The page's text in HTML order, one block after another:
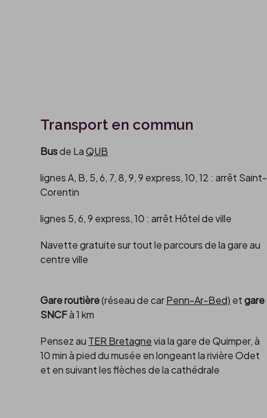
Transport en commun
Busde LaQUB
lignes A, B, 5, 6, 7, 8, 9, 9 express, 10, 12 : arrêt Saint-
Corentin
lignes 5, 6, 9 express, 10 : arrêt Hôtel de ville
Navette gratuite sur tout le parcours de la gare au
centre ville
Gare routière(réseau de carPenn-Ar-Bed) etgare
SNCFà 1 km
Pensez au TER Bretagnevia la gare de Quimper, à
10 min à pied du musée en longeant la rivière Odet
et en suivant les flèches de la cathédrale